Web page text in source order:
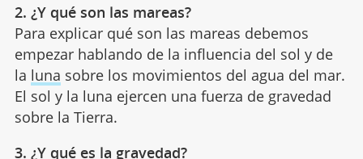
2. ¿Y qué son las mareas?
Para explicar qué son las mareas debemos
empezar hablando de la influencia del sol y de
la luna sobre los movimientos del agua del mar.
El sol y la luna ejercen una fuerza de gravedad
sobre la Tierra.
3. ¿Y qué es la gravedad?